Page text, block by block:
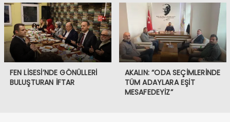
FEN LİSESİ’NDE GÖNÜLLERİ
BULUŞTURAN İFTAR
AKALIN: “ODA SEÇİMLERİNDE
TÜM ADAYLARA EŞİT
MESAFEDEYİZ”